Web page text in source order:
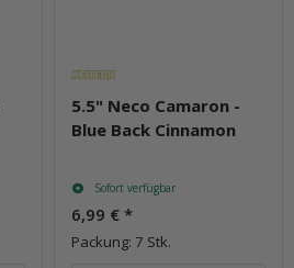
5.5" Neco Camaron -
Blue Back Cinnamon
Sofort verfügbar
6,99 € *
Packung: 7 Stk.